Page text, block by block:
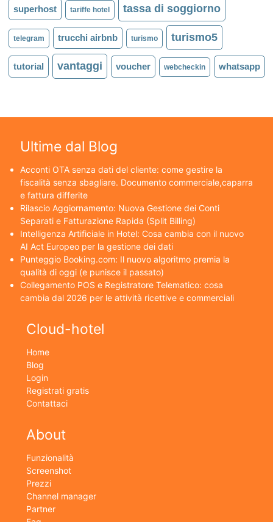
superhost tariffe hotel tassa di soggiorno
telegram trucchi airbnb turismo turismo5
tutorial vantaggi voucher webcheckin whatsapp
Ultime dal Blog
Acconti OTA senza dati del cliente: come gestire la
fiscalità senza sbagliare. Documento commerciale,caparra
e fattura differite
Rilascio Aggiornamento: Nuova Gestione dei Conti
Separati e Fatturazione Rapida (Split Billing)
Intelligenza Artificiale in Hotel: Cosa cambia con il nuovo
AI Act Europeo per la gestione dei dati
Punteggio Booking.com: Il nuovo algoritmo premia la
qualità di oggi (e punisce il passato)
Collegamento POS e Registratore Telematico: cosa
cambia dal 2026 per le attività ricettive e commerciali
Cloud-hotel
Home
Blog
Login
Registrati gratis
Contattaci
About
Funzionalità
Screenshot
Prezzi
Channel manager
Partner